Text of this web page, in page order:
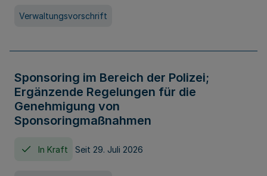
Verwaltungsvorschrift
Sponsoring im Bereich der Polizei;
Ergänzende Regelungen für die
Genehmigung von
Sponsoringmaßnahmen
In Kraft Seit 29. Juli 2026